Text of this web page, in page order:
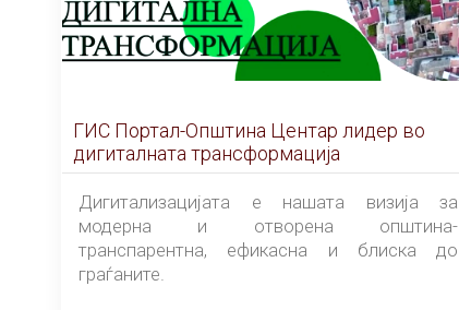
ГИС Портал-Општина Центар лидер во
дигиталната трансформација
Дигитализацијата е нашата визија за
модерна и отворена општина-
транспарентна, ефикасна и блиска до
граѓаните.